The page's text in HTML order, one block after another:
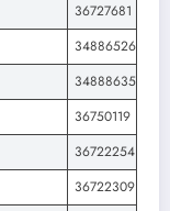
36727681
34886526
34888635
36750119
36722254
36722309